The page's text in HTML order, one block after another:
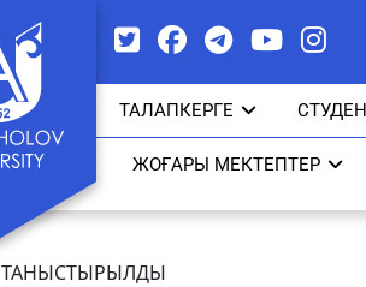
ТАЛАПКЕРГЕ
ЖОҒАРЫ МЕКТЕПТЕР